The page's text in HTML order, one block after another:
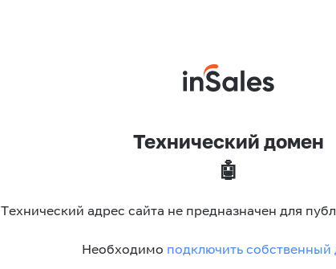
Технический домен
🤖
Технический адрес сайта не предназначен для
Необходимо подключить собственный